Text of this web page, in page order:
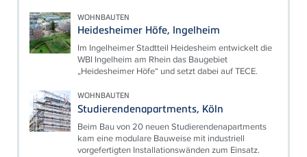
WOHNBAUTEN
Heidesheimer Höfe, Ingelheim
Im Ingelheimer Stadtteil Heidesheim entwickelt die
WBI Ingelheim am Rhein das Baugebiet
„Heidesheimer Höfe“ und setzt dabei auf TECE.
WOHNBAUTEN
Studierendenapartments, Köln
Beim Bau von 20 neuen Studierendenapartments
kam eine modulare Bauweise mit industriell
vorgefertigten Installationswänden zum Einsatz.